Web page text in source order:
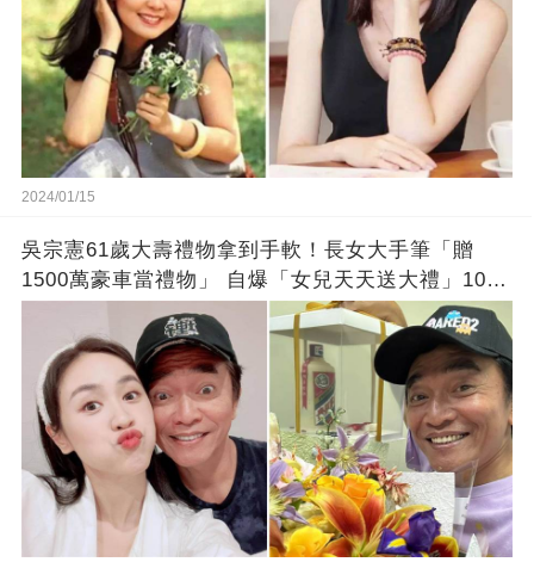
2024/01/15
吳宗憲61歲大壽禮物拿到手軟！長女大手筆「贈
1500萬豪車當禮物」 自爆「女兒天天送大禮」10年
徒弟也不甘示弱!